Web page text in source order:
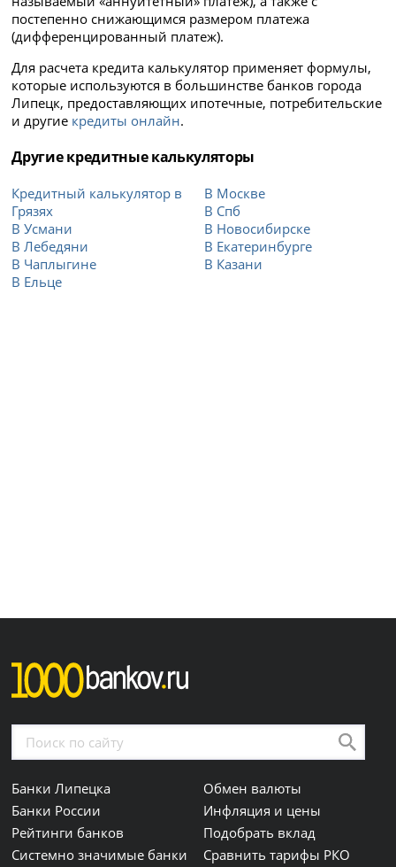
постепенно снижающимся размером платежа
(дифференцированный платеж).
Для расчета кредита калькулятор применяет формулы,
которые используются в большинстве банков города
Липецк, предоставляющих ипотечные, потребительские
и другие кредиты онлайн.
Другие кредитные калькуляторы
Кредитный калькулятор в
Грязях
В Усмани
В Лебедяни
В Чаплыгине
В Ельце
В Москве
В Спб
В Новосибирске
В Екатеринбурге
В Казани
Банки Липецка
Банки России
Рейтинги банков
Системно значимые банки
Обмен валюты
Инфляция и цены
Подобрать вклад
Сравнить тарифы РКО